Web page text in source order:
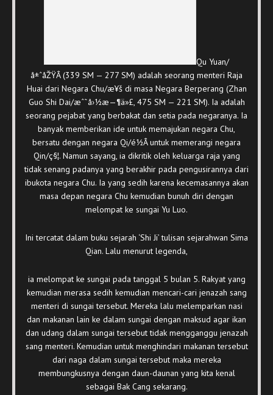
Qu Yuan/
å±ˆåŽŸÂ (339 SM — 277 SM) adalah seorang menteri Raja
Huai dari Negara Chu/æ¥š di masa Negara Berperang (Zhan
Guo Shi Dai/æˆ˜å›½æ—¶ä»£, 475 SM — 221 SM). Ia adalah
seorang pejabat yang berbakat dan setia pada negaranya. Ia
banyak memberikan ide untuk memajukan negara Chu,
bersatu dengan negara Qi/é½Â untuk memerangi negara
Qin/ç§¦. Namun sayang, ia dikritik oleh keluarga raja yang
tidak senang padanya yang berakhir pada pengusirannya dari
ibukota negara Chu. Ia yang sedih karena kecemasannya akan
masa depan negara Chu kemudian bunuh diri dengan
melompat ke sungai Yu Luo.
Ini tercatat dalam buku sejarah ‘Shi Ji’ tulisan sejarahwan Sima
Qian. Lalu menurut legenda,
ia melompat ke sungai pada tanggal 5 bulan 5. Rakyat yang
kemudian merasa sedih kemudian mencari-cari jenazah sang
menteri di sungai tersebut. Mereka lalu melemparkan nasi
dan makanan lain ke dalam sungai dengan maksud agar ikan
dan udang dalam sungai tersebut tidak mengganggu jenazah
sang menteri. Kemudian untuk menghindari makanan tersebut
dari naga dalam sungai tersebut maka mereka
membungkusnya dengan daun-daunan yang kita kenal
sebagai Bak Cang sekarang.